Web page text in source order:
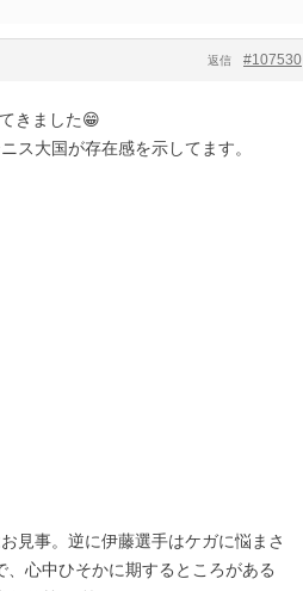
#107530
返信
きました😁
ス大国が存在感を示してます。
見事。逆に伊藤選手はケガに悩まさ
心中ひそかに期するところがある